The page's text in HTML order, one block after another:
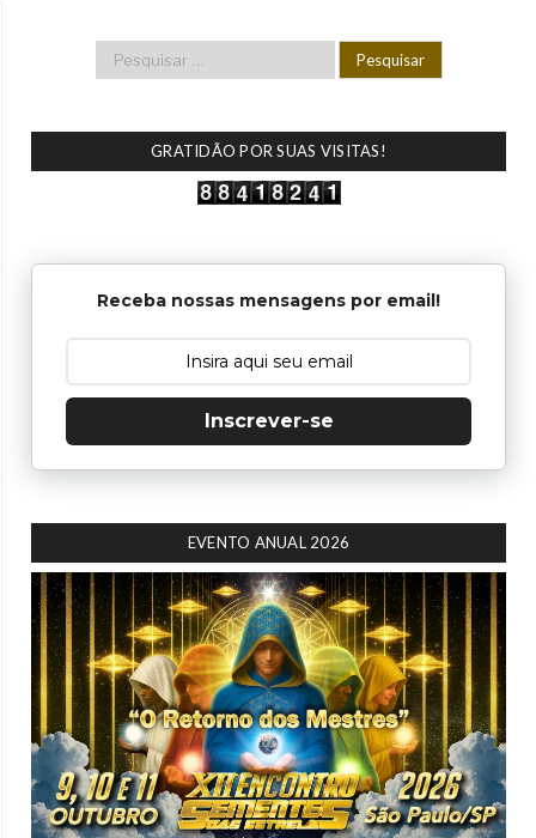
GRATIDÃO POR SUAS VISITAS!
Receba nossas mensagens por email!
Inscrever-se
EVENTO ANUAL 2026